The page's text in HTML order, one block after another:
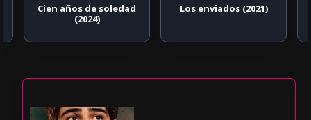
Cien años de soledad
(2024)
Los enviados (2021)